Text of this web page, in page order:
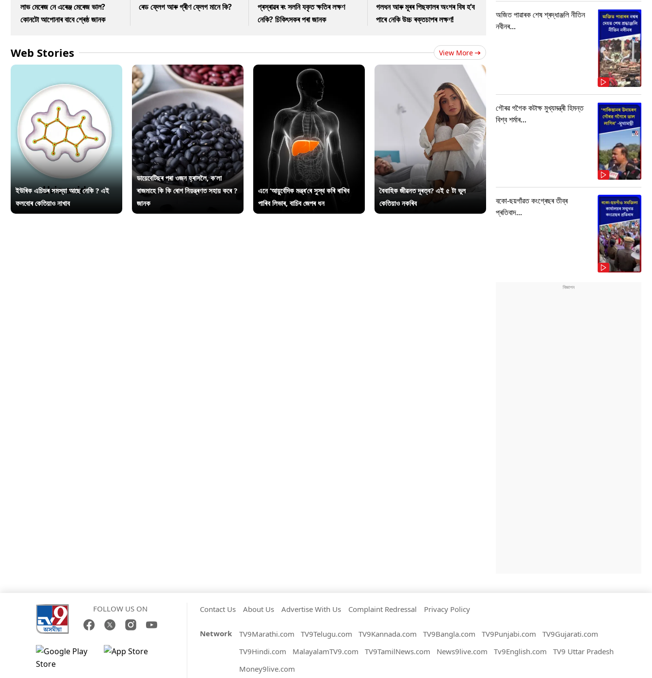
লাভ মেৰেজ নে এৰেঞ্জ মেৰেজ ভাল?
কোনটো আপোনাৰ বাবে শ্ৰেষ্ঠ জানক
ৰেড ফ্লেগ আৰু গ্ৰীণ ফ্লেগ মানে কি?
প্ৰস্ৰাৱৰ ৰং সলনি যকৃত ক্ষতিৰ লক্ষণ
নেকি? চিকিৎসকৰ পৰা জানক
গলধন আৰু মূৰৰ পিছফালৰ অংশৰ বিষ হ’ব
পাৰে নেকি উচ্চ ৰক্তচাপৰ লক্ষণ!
Web Stories View More
ইউৰিক এচিডৰ সমস্যা আছে নেকি ? এই
ফলবোৰ কেতিয়াও নাখাব
ডায়েবেটিছৰ পৰা ওজন হ্ৰাসলৈ, ক’লা
ৰাজমাহে কি কি ৰোগ নিয়ন্ত্ৰণত সহায় কৰে ?
জানক
এনে ‘আয়ুৰ্বেদিক মন্ত্ৰ’ৰে সুস্থ কৰি ৰাখিব
পাৰিব লিভাৰ, বাচিব জেপৰ ধন
বৈবাহিক জীৱনত দূৰত্ব? এই ৫ টা ভুল
কেতিয়াও নকৰিব
অজিত পাৱাৰক শেষ শ্ৰদ্ধাঞ্জলি নীতিন
নবীনৰ...
গৌৰৱ গগৈক কটাক্ষ মুখ্যমন্ত্ৰী হিমন্ত
বিশ্ব শৰ্মাৰ...
বকো-ছয়গাঁৱত কংগ্ৰেছৰ তীব্ৰ
প্ৰতিবাদ...
FOLLOW US ON Contact Us About Us Advertise With Us Complaint Redressal Privacy Policy
Network TV9Marathi.com TV9Telugu.com TV9Kannada.com TV9Bangla.com TV9Punjabi.com
TV9Gujarati.com
TV9Hindi.com
MalayalamTV9.com TV9TamilNews.com News9live.com Tv9English.com
TV9 Uttar Pradesh
Money9live.com